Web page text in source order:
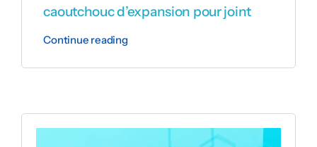
caoutchouc d’expansion pour joint
Continue reading